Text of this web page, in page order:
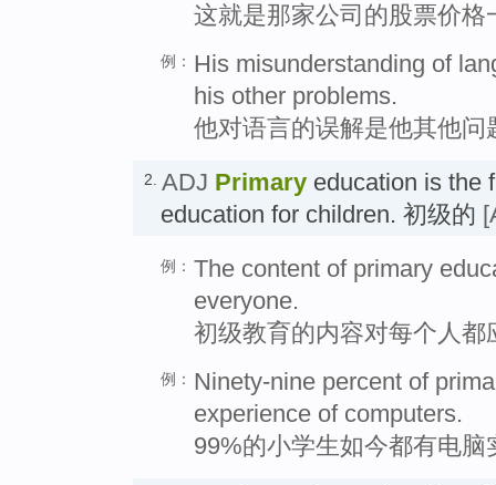
这就是那家公司的股票价
例： His misunderstanding of
his other problems.
他对语言的误解是他其他问
2. ADJ Primary education is the
education for children. 初级的
例： The content of primary
everyone.
初级教育的内容对每个人都
例： Ninety-nine percent of
experience of computers.
99%的小学生如今都有电脑